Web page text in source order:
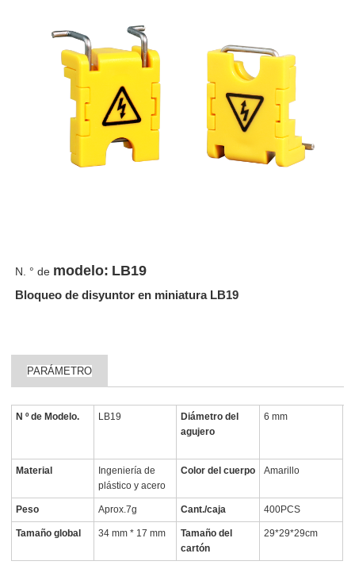
N. ° de modelo: LB19
Bloqueo de disyuntor en miniatura LB19
PARÁMETRO
N º de Modelo. LB19
Diámetro del
agujero
6 mm
Material
Ingeniería de
plástico y acero
Color del cuerpo Amarillo
Peso Aprox.7g Cant./caja 400PCS
Tamaño global 34 mm * 17 mm
Tamaño del
cartón
29*29*29cm